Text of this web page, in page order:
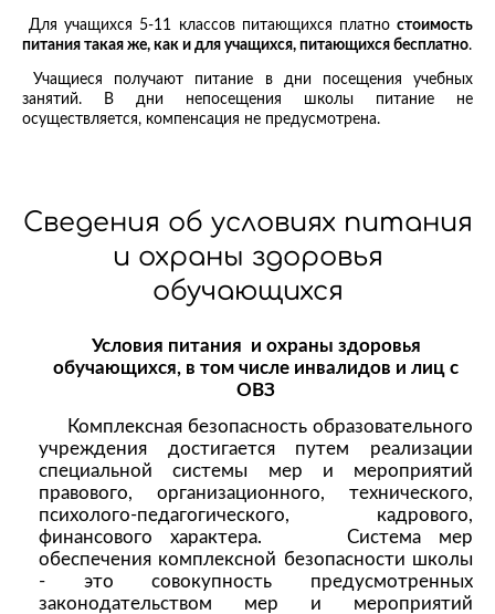
Для учащихся 5-11 классов питающихся платно стоимость
питания такая же, как и для учащихся, питающихся бесплатно.
Учащиеся получают питание в дни посещения учебных
занятий. В дни непосещения школы питание не
осуществляется, компенсация не предусмотрена.
Сведения об условиях питания
и охраны здоровья
обучающихся
Условия питания и охраны здоровья
обучающихся, в том числе инвалидов и лиц с
ОВЗ
Комплексная безопасность образовательного
учреждения достигается путем реализации
специальной системы мер и мероприятий
правового, организационного, технического,
психолого-педагогического, кадрового,
финансового характера. Система мер
обеспечения комплексной безопасности школы
- это совокупность предусмотренных
законодательством мер и мероприятий